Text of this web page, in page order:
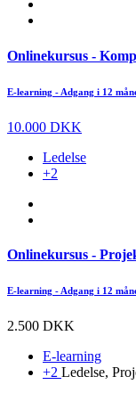
Onlinekursus -
E-learning - Adgang i 12
10.000 DKK
Ledelse
+2
Onlinekursus -
E-learning - Adgang i 12
2.500 DKK
E-learning
+2 Ledelse,